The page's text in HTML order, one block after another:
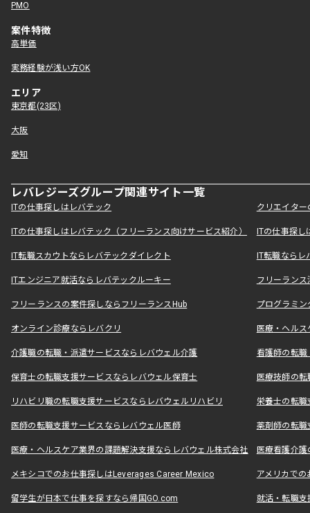
PMO
案件特徴
高単価
実務経験が浅い方OK
エリア
東京都(23区)
大阪
愛知
レバレジーズグループ関連サイト一覧
ITの仕事探しはレバテック クリエイタ
ITの仕事探しはレバテック（フリーランス向けサービス紹介） ITの仕事探
IT転職スカウトならレバテックダイレクト IT転職なら
ITエンジニア就活ならレバテックルーキー フリーラン
フリーランスの案件探しならフリーランスHub プログラミ
オンライン診療ならレバクリ 医療・ヘル
介護職の転職・派遣サービスならレバウェル介護 看護師の転
保育士の転職支援サービスならレバウェル保育士 医療技師の
リハビリ職の転職支援サービスならレバウェルリハビリ 栄養士の転
医師の転職支援サービスならレバウェル医師 薬剤師の転
医療・ヘルスケア業界の課題解決支援ならレバウェル株式会社 医療看護介
メキシコでのお仕事探しはLeverages Career Mexico アメリカで
留学生が日本で仕事を探すなら帰国GO.com 就活・転職